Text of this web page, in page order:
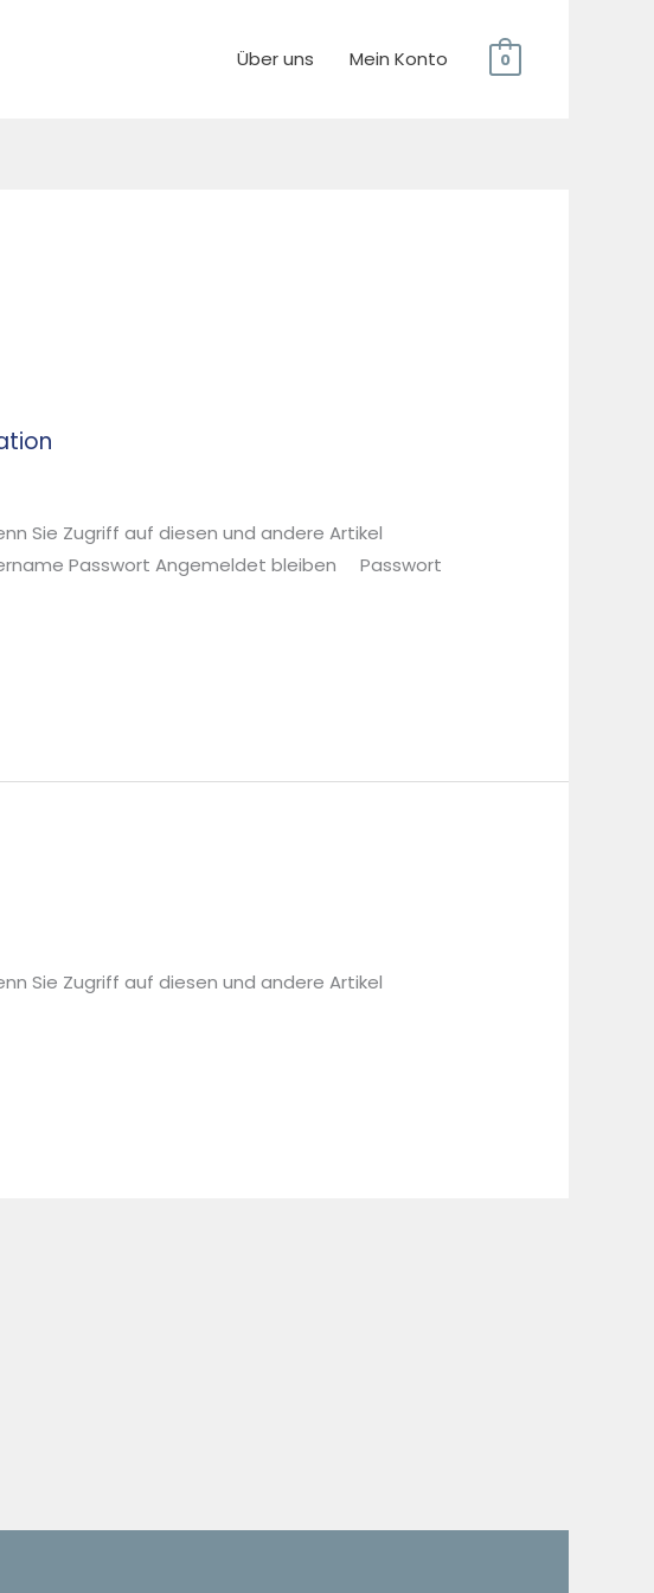
Über uns Mein Konto 0
Sie Zugriff auf diesen und andere Artikel
Passwort Angemeldet bleiben Passwort
Sie Zugriff auf diesen und andere Artikel